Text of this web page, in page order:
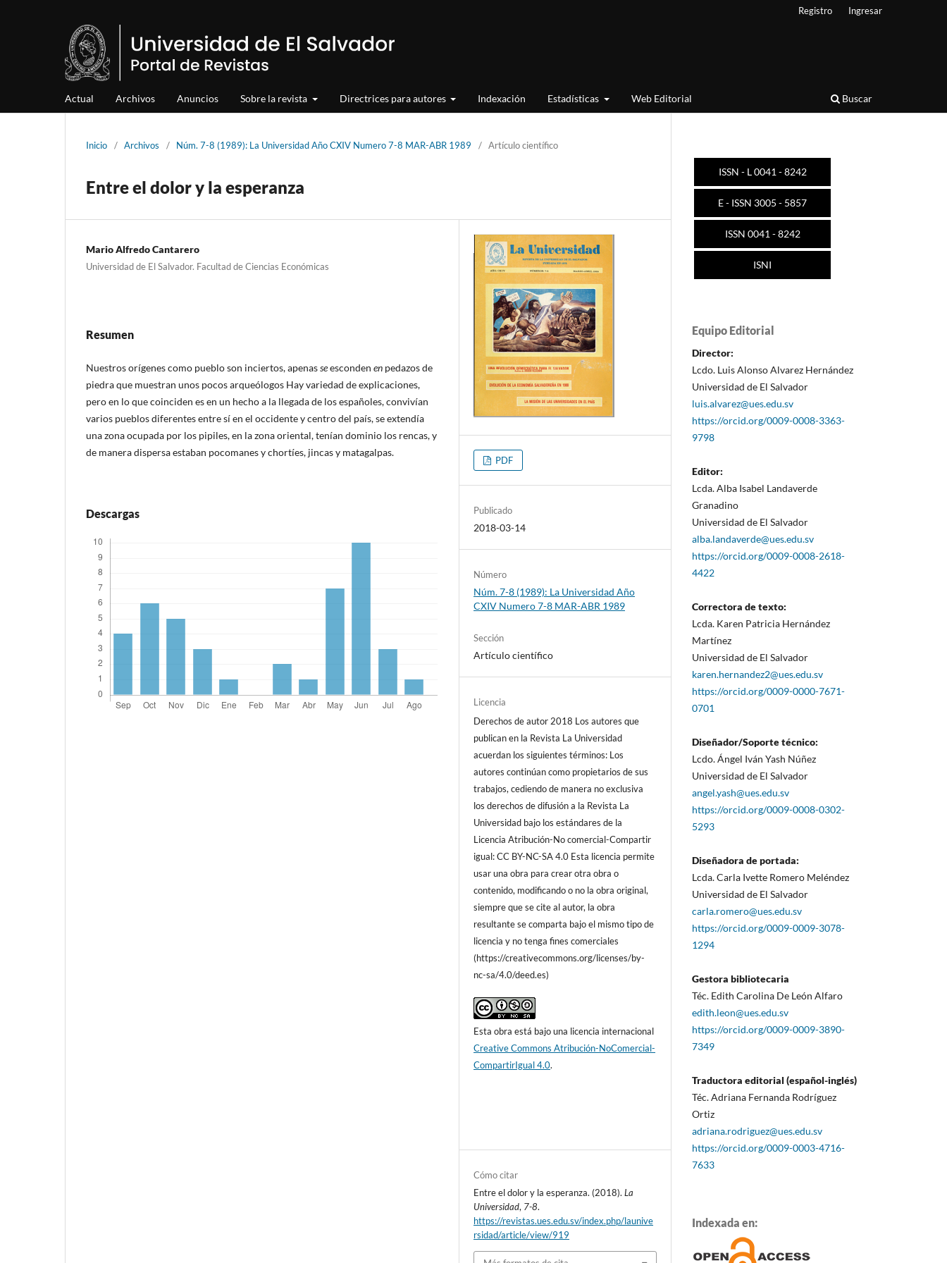
Actual Archivos Anuncios Sobre la revista Directrices para autores Indexación Estadísticas Web Editorial Buscar
Registro Ingresar
Inicio / Archivos / Núm. 7-8 (1989): La Universidad Año CXIV Numero 7-8 MAR-ABR 1989 / Artículo científico
Entre el dolor y la esperanza
Mario Alfredo Cantarero
Universidad de El Salvador. Facultad de Ciencias Económicas
Resumen
Nuestros orígenes como pueblo son inciertos, apenasseesconden en pedazos de
piedra que muestran unos pocos arqueólogos Hay variedad de explicaciones,
pero en lo que coinciden es en un hecho a la llegada de los españoles, convivían
varios pueblos diferentes entre sí en el occidente y centro del país, se extendía
una zona ocupada por los pipiles, en la zona oriental, tenían dominio los rencas, y
de manera dispersa estaban pocomanes y chortíes, jincas y matagalpas.
Descargas
PDF
Publicado
2018-03-14
Número
Núm. 7-8 (1989): La Universidad Año
CXIV Numero 7-8 MAR-ABR 1989
Sección
Artículo científico
Licencia
Derechos de autor 2018 Los autores que
publican en la Revista La Universidad
acuerdan los siguientes términos: Los
autores continúan como propietarios de sus
trabajos, cediendo de manera no exclusiva
los derechos de difusión a la Revista La
Universidad bajo los estándares de la
Licencia Atribución-No comercial-Compartir
igual: CC BY-NC-SA 4.0 Esta licencia permite
usar una obra para crear otra obra o
contenido, modificando o no la obra original,
siempre que se cite al autor, la obra
resultante se comparta bajo el mismo tipo de
licencia y no tenga fines comerciales
(https://creativecommons.org/licenses/by-
nc-sa/4.0/deed.es)
Esta obra está bajo una licencia internacional
Creative Commons Atribución-NoComercial-
CompartirIgual 4.0.
Cómo citar
Entre el dolor y la esperanza. (2018).La
Universidad, 7-8.
https://revistas.ues.edu.sv/index.php/launive
rsidad/article/view/919
ISSN - L 0041 - 8242
E - ISSN 3005 - 5857
ISSN 0041 - 8242
ISNI
Equipo Editorial
Director:
Lcdo. Luis Alonso Alvarez Hernández
Universidad de El Salvador
luis.alvarez@ues.edu.sv
https://orcid.org/0009-0008-3363-
9798
Editor:
Lcda. Alba Isabel Landaverde
Granadino
Universidad de El Salvador
alba.landaverde@ues.edu.sv
https://orcid.org/0009-0008-2618-
4422
Correctora de texto:
Lcda. Karen Patricia Hernández
Martínez
Universidad de El Salvador
karen.hernandez2@ues.edu.sv
https://orcid.org/0009-0000-7671-
0701
Diseñador/Soporte técnico:
Lcdo. Ángel Iván Yash Núñez
Universidad de El Salvador
angel.yash@ues.edu.sv
https://orcid.org/0009-0008-0302-
5293
Diseñadora de portada:
Lcda. Carla Ivette Romero Meléndez
Universidad de El Salvador
carla.romero@ues.edu.sv
https://orcid.org/0009-0009-3078-
1294
Gestora bibliotecaria
Téc. Edith Carolina De León Alfaro
edith.leon@ues.edu.sv
https://orcid.org/0009-0009-3890-
7349
Traductora editorial (español-inglés)
Téc. Adriana Fernanda Rodríguez
Ortiz
adriana.rodriguez@ues.edu.sv
https://orcid.org/0009-0003-4716-
7633
Indexada en: